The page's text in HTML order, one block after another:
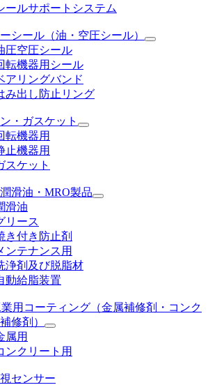
ールサポートシステム
シール （油・空圧シール）
圧空圧シール
転機器用シール
アリングバンド
み出し防止リング
・ガスケット
転機器用
止機器用
スケット
滑油・MRO製品
滑油
リース
き付き防止剤
ンテナンス用
浄剤及び脱脂材
動給脂装置
用コーティング （金属補修剤・コンク
修剤）
属用
ンクリート用
センサー